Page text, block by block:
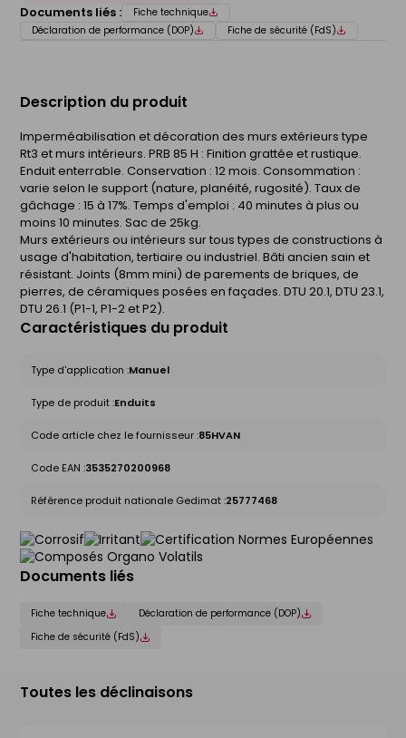
Documents liés :
Fiche technique
Déclaration de performance (DOP)
Fiche de sécurité (FdS)
Description du produit
Imperméabilisation et décoration des murs extérieurs type
Rt3 et murs intérieurs. PRB 85 H : Finition grattée et rustique.
Enduit enterrable. Conservation : 12 mois. Consommation :
varie selon le support (nature, planéité, rugosité). Taux de
gâchage : 15 à 17%. Temps d'emploi : 40 minutes à plus ou
moins 10 minutes. Sac de 25kg.
Murs extérieurs ou intérieurs sur tous types de constructions à
usage d'habitation, tertiaire ou industriel. Bâti ancien sain et
résistant. Joints (8mm mini) de parements de briques, de
pierres, de céramiques posées en façades. DTU 20.1, DTU 23.1,
DTU 26.1 (P1-1, P1-2 et P2).
Caractéristiques du produit
Type d'application :Manuel
Type de produit :Enduits
Code article chez le fournisseur :85HVAN
Code EAN :3535270200968
Référence produit nationale Gedimat :25777468
Documents liés
Fiche technique
Déclaration de performance (DOP)
Fiche de sécurité (FdS)
Toutes les déclinaisons